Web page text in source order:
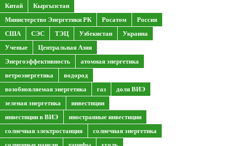
Китай
Кыргызстан
Министерство Энергетики РК
Росатом
Россия
США
СЭС ТЭЦ Узбекистан
Украина
Ученые
Центральная Азия
Энергоэффективность
атомная энергетика
ветроэнергетика
водород
возобновляемая энергетика
газ
доля ВИЭ
зеленая энергетика
инвестиции
инвестиции в ВИЭ
иностранные инвестиции
солнечная электростанция
солнечная энергетика
солнечные панели
тарифы уголь